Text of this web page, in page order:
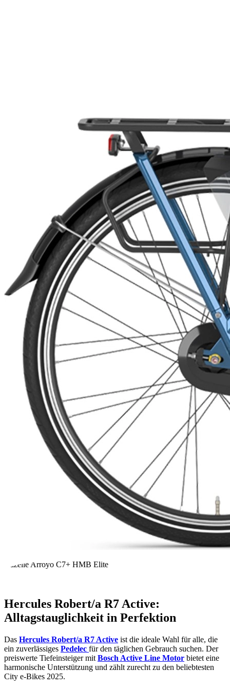
Gazelle Arroyo C7+ HMB Elite
Hercules Robert/a R7 Active:
Alltagstauglichkeit in Perfektion
Das Hercules Robert/a R7 Active ist die ideale Wahl für alle, die
ein zuverlässiges Pedelec für den täglichen Gebrauch suchen. Der
preiswerte Tiefeinsteiger mit Bosch Active Line Motor bietet eine
harmonische Unterstützung und zählt zurecht zu den beliebtesten
City e-Bikes 2025.